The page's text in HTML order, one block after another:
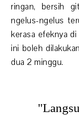
ringan, bersih
ngelus-ngelus
kerasa efeknya
ini boleh
dua 2 minggu.